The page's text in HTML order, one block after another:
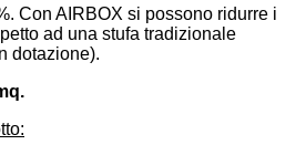
Con AIRBOX si possono ridurre i
ad una stufa tradizionale
dotazione).